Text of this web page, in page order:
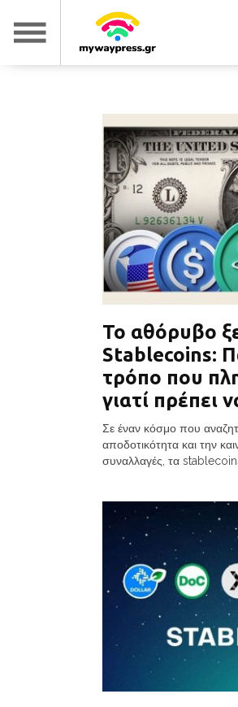
Το αθόρυβο
Stablecoins:
τρόπο που
γιατί πρέπει
Σε έναν κόσμο που
αποδοτικότητα και την
συναλλαγές, τα